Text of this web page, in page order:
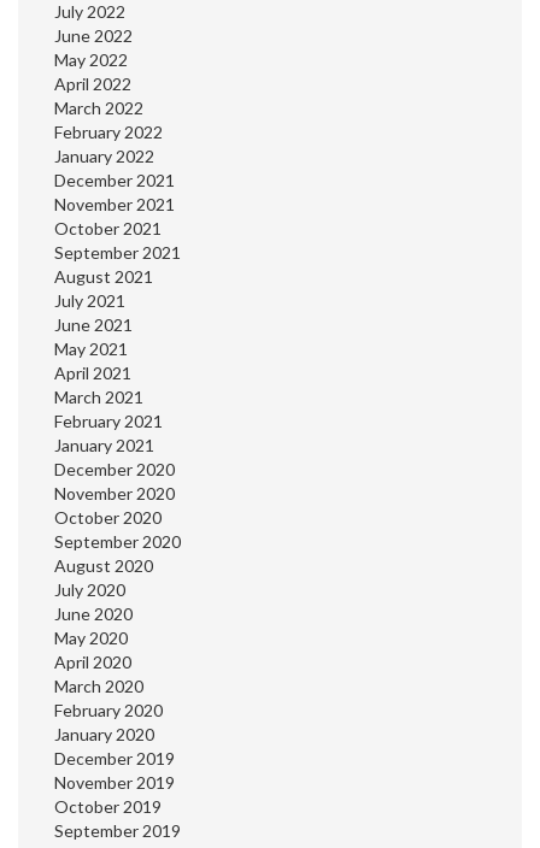
July 2022
June 2022
May 2022
April 2022
March 2022
February 2022
January 2022
December 2021
November 2021
October 2021
September 2021
August 2021
July 2021
June 2021
May 2021
April 2021
March 2021
February 2021
January 2021
December 2020
November 2020
October 2020
September 2020
August 2020
July 2020
June 2020
May 2020
April 2020
March 2020
February 2020
January 2020
December 2019
November 2019
October 2019
September 2019